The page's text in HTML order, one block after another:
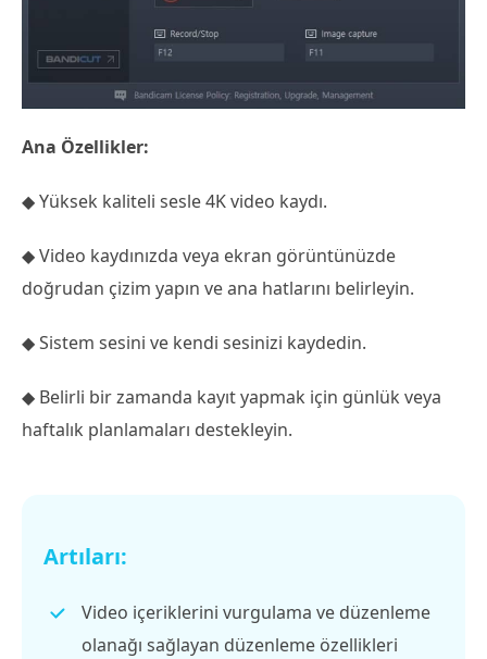
Ana Özellikler:
◆ Yüksek kaliteli sesle 4K video kaydı.
◆ Video kaydınızda veya ekran görüntünüzde
doğrudan çizim yapın ve ana hatlarını belirleyin.
◆ Sistem sesini ve kendi sesinizi kaydedin.
◆ Belirli bir zamanda kayıt yapmak için günlük veya
haftalık planlamaları destekleyin.
Artıları:
Video içeriklerini vurgulama ve düzenleme
olanağı sağlayan düzenleme özellikleri